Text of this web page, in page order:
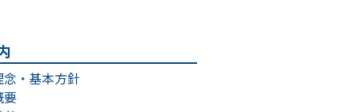
・基本方針
要